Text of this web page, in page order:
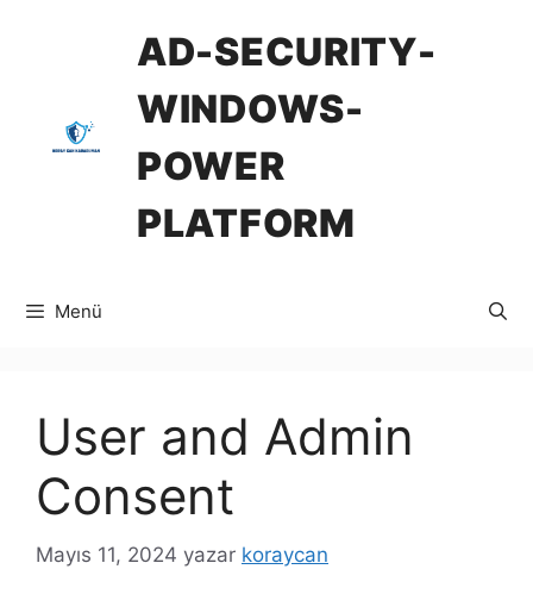
AD-SECURITY-
WINDOWS-
POWER
PLATFORM
Menü
User and Admin
Consent
Mayıs 11, 2024 yazar koraycan